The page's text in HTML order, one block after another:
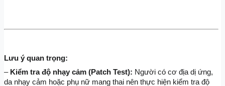
Lưu ý quan trọng:
– Kiểm tra độ nhạy cảm (Patch Test): Người có cơ địa dị ứng,
da nhạy cảm hoặc phụ nữ mang thai nên thực hiện kiểm tra độ